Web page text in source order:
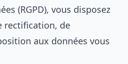
(RGPD), vous disposez
rectification, de
aux données vous